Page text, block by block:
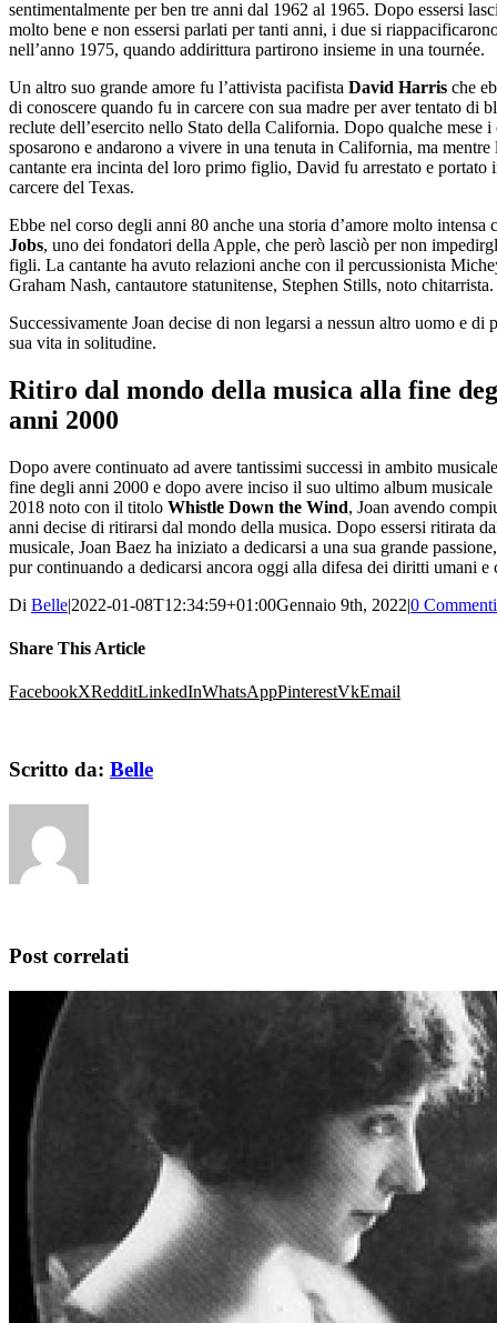
sentimentalmente per ben tre anni dal 1962 al 1965. Dopo essersi
molto bene e non essersi parlati per tanti anni, i due si
nell’anno 1975, quando addirittura partirono insieme in una tournée.
Un altro suo grande amore fu l’attivista pacifista David Harris che
di conoscere quando fu in carcere con sua madre per aver tentato di
reclute dell’esercito nello Stato della California. Dopo qualche mese i
sposarono e andarono a vivere in una tenuta in California, ma mentre
cantante era incinta del loro primo figlio, David fu arrestato e portato
carcere del Texas.
Ebbe nel corso degli anni 80 anche una storia d’amore molto intensa
Jobs, uno dei fondatori della Apple, che però lasciò per non
figli. La cantante ha avuto relazioni anche con il percussionista
Graham Nash, cantautore statunitense, Stephen Stills, noto chitarrista.
Successivamente Joan decise di non legarsi a nessun altro uomo e di
sua vita in solitudine.
Ritiro dal mondo della musica alla fine
anni 2000
Dopo avere continuato ad avere tantissimi successi in ambito
fine degli anni 2000 e dopo avere inciso il suo ultimo album musicale
2018 noto con il titolo Whistle Down the Wind, Joan avendo
anni decise di ritirarsi dal mondo della musica. Dopo essersi ritirata
musicale, Joan Baez ha iniziato a dedicarsi a una sua grande
pur continuando a dedicarsi ancora oggi alla difesa dei diritti umani
Di Belle|2022-01-08T12:34:59+01:00Gennaio 9th, 2022|0 Commenti
Share This Article
FacebookXRedditLinkedInWhatsAppPinterestVkEmail
Scritto da: Belle
Post correlati